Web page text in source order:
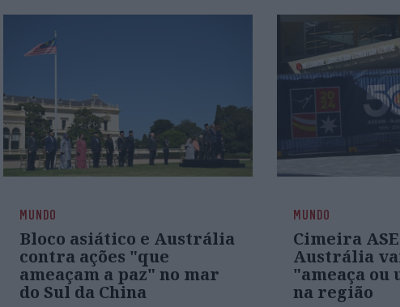
MUNDO
Bloco asiático e Austrália
contra ações "que
ameaçam a paz" no mar
do Sul da China
MUNDO
Cimeira
Austrália
"ameaça ou
na região